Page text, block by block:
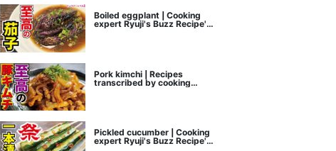
Boiled eggplant | Cooking
expert Ryuji's Buzz Recipe's
Pork kimchi | Recipes
transcribed by cooking
researcher Ryuji's Buzz
Pickled cucumber | Cooking
expert Ryuji's Buzz Recipe's